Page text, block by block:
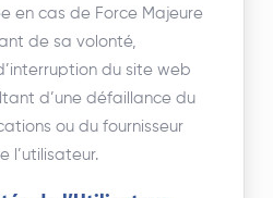
en cas de Force Majeure
de sa volonté,
du site web
d’une défaillance du
ou du fournisseur
l’utilisateur.